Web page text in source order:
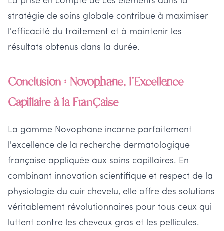
stratégie de soins globale contribue à maximiser
l'efficacité du traitement et à maintenir les
résultats obtenus dans la durée.
Conclusion : Novophane, l'Excellence
Capillaire à la Française
La gamme Novophane incarne parfaitement
l'excellence de la recherche dermatologique
française appliquée aux soins capillaires. En
combinant innovation scientifique et respect de la
physiologie du cuir chevelu, elle offre des solutions
véritablement révolutionnaires pour tous ceux qui
luttent contre les cheveux gras et les pellicules.